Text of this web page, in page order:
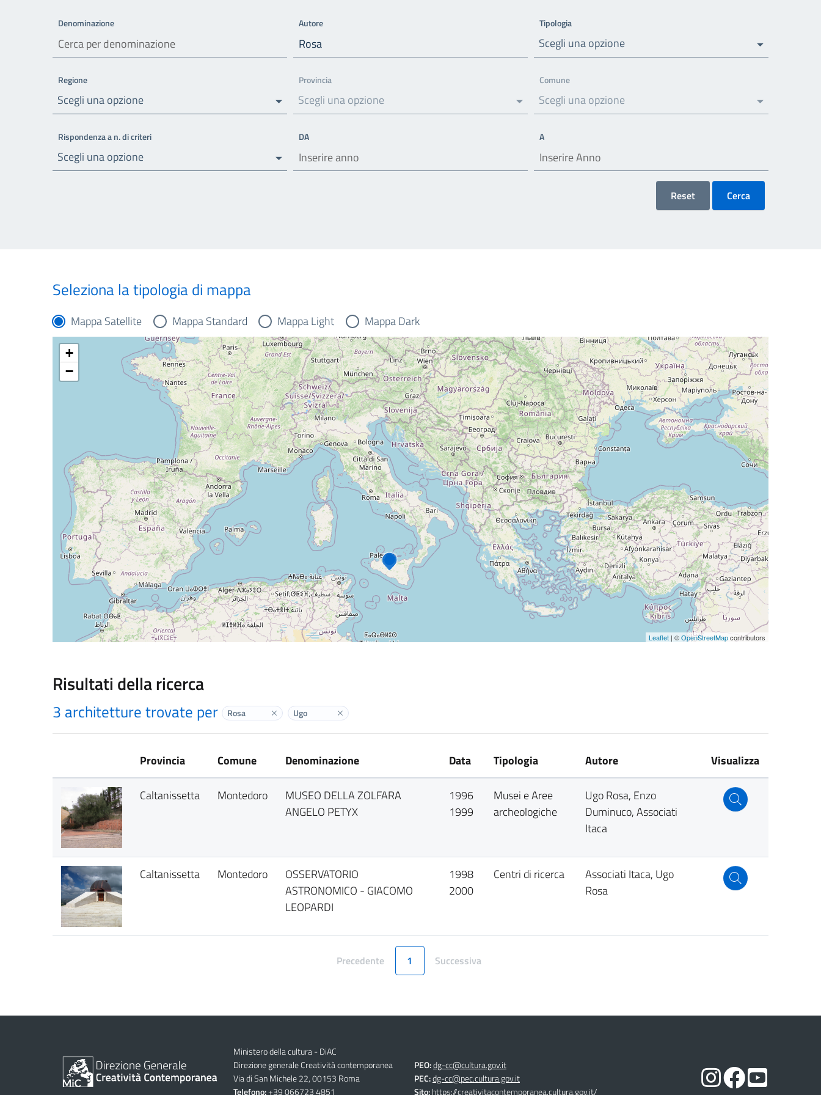
Denominazione Autore Tipologia
Scegli una opzione
Regione
Scegli una opzione
Provincia
Scegli una opzione
Comune
Scegli una opzione
Rispondenza a n. di criteri
Scegli una opzione
DA A
Reset Cerca
Seleziona la tipologia di mappa
Mappa Satellite Mappa Standard Mappa Light Mappa Dark
+
−
Leaflet | ©OpenStreetMapcontributors
Risultati della ricerca
3 architetture trovate per Rosa Elimina label
Ugo Elimina label
Provincia Comune Denominazione Data Tipologia Autore Visualizza
Caltanissetta Montedoro
MUSEO DELLA ZOLFARA
ANGELO PETYX
1996
1999
Musei e Aree
archeologiche
Ugo Rosa, Enzo
Duminuco, Associati
Itaca
Caltanissetta Montedoro
OSSERVATORIO
ASTRONOMICO - GIACOMO
LEOPARDI
1998
2000
Centri di ricerca
Associati Itaca, Ugo
Rosa
Pagina
Precedente 1 Pagina
Successiva
Ministero della cultura - DiAC
Direzione generale Creatività contemporanea
Via di San Michele 22, 00153 Roma
Telefono:+39 066723 4851
PEO:dg-cc@cultura.gov.it
PEC:dg-cc@pec.cultura.gov.it
Sito:https://creativitacontemporanea.cultura.gov.it/